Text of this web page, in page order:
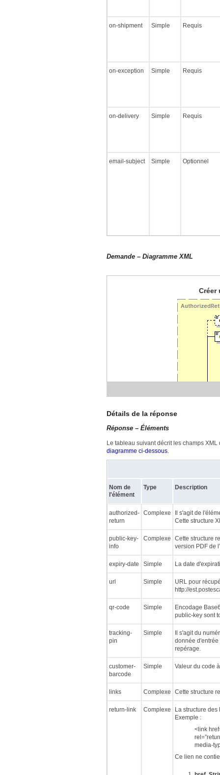
on-shipment Simple Requis
on-exception Simple Requis
on-delivery Simple Requis
email-subject Simple Optionnel
Demande – Diagramme XML
Créer
Détails de la réponse
Réponse – Éléments
Le tableau suivant décrit les champs
diagramme ci-dessous.
Nom de
l'élément
Type Description
authorized-
return
Complexe
Il s'agit de
Cette structure
public-key-
info
Complexe
Cette structure
version PDF de
expiry-date Simple La date
url Simple
URL pour
http://
qr-code Simple
Encodage
public-key sont
tracking-
pin
Simple
Il s'agit du
donnée d'entrée
repérage.
customer-
barcode
Simple Valeur du code
links Complexe Cette structure
return-link Complexe
La structure
Exemple :
<link
media-
Ce lien ne